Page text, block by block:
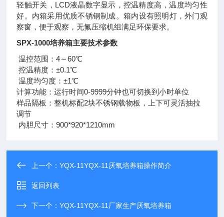
轻触开关，LCD液晶数字显示，控温精度高，温度均匀性
好。内箱采用优质不锈钢制成。箱内设有照明灯，外门观
察窗，便于观察，无氟压缩机组满足环保要求。
SPX-1000培养箱主要技术参数
温控范围：4～60℃
控温精度：±0.1℃
温度均匀度：±1℃
计算功能：运行时间0-9999分钟也可切换到小时单位
样品隔板：整机标配2块不锈钢载物板，上下可灵活抽拉
调节
内胆尺寸：900*920*1210mm
上一个：YQX-11YQX-11厌氧培养箱操作简介
返回列表
下一个：YQX-11YQX-11厂家生产厌氧培养箱